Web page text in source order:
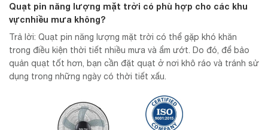
Quạt pin năng lượng mặt trời có phù hợp cho các khu
vựcnhiều mưa không?
Trả lời: Quạt pin năng lượng mặt trời có thể gặp khó khăn
trong điều kiện thời tiết nhiều mưa và ẩm ướt. Do đó, để bảo
quản quạt tốt hơn, bạn cần đặt quạt ở nơi khô ráo và tránh sử
dụng trong những ngày có thời tiết xấu.